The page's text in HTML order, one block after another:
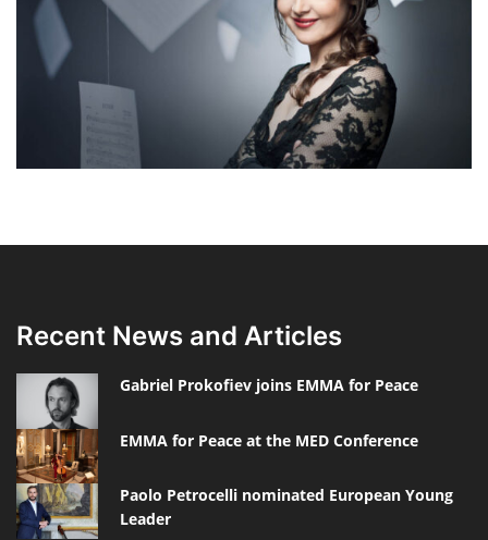
Recent News and Articles
Gabriel Prokofiev joins EMMA for Peace
EMMA for Peace at the MED Conference
Paolo Petrocelli nominated European Young
Leader